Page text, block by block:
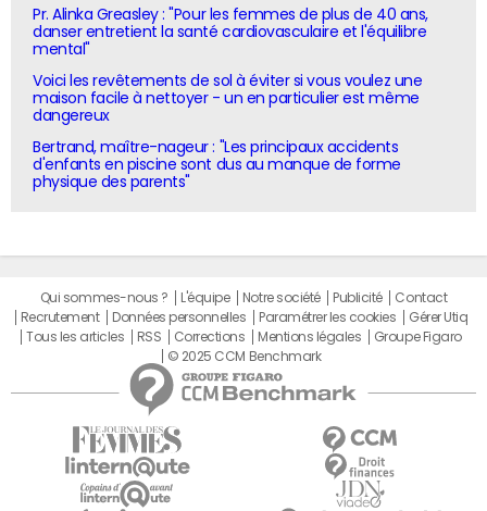
Pr. Alinka Greasley : "Pour les femmes de plus de 40 ans,
danser entretient la santé cardiovasculaire et l'équilibre
mental"
Voici les revêtements de sol à éviter si vous voulez une
maison facile à nettoyer - un en particulier est même
dangereux
Bertrand, maître-nageur : "Les principaux accidents
d'enfants en piscine sont dus au manque de forme
physique des parents"
Qui sommes-nous ? L'équipe Notre société Publicité
Contact
Recrutement
Données personnelles Paramétrer les cookies
Gérer Utiq
Tous les articles
RSS Corrections Mentions légales
Groupe Figaro
© 2025 CCM Benchmark